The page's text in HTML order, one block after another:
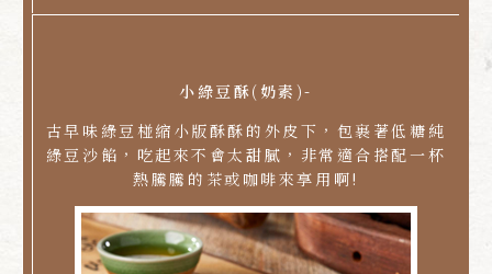
小綠豆酥(奶素)-
古早味綠豆椪縮小版酥酥的外皮下，包裹著低糖純
綠豆沙餡，吃起來不會太甜膩，非常適合搭配一杯
熱騰騰的茶或咖啡來享用啊!